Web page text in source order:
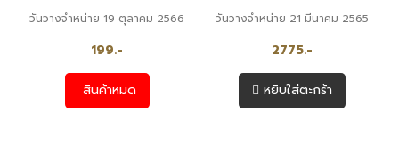
วันวางจำหน่าย 19 ตุลาคม 2566
199.-
สินค้าหมด
วันวางจำหน่าย 21 มีนาคม 2565
2775.-
หยิบใส่ตะกร้า